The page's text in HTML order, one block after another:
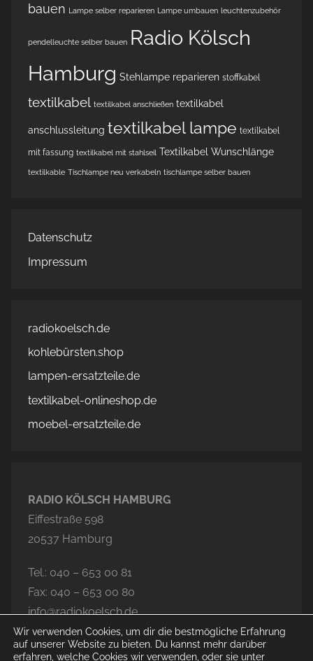
bauen Lampe selber reparieren Lampe umbauen leuchtenzubehör
pendelleuchte selber bauen Radio Kölsch
Hamburg Stehlampe reparieren stoffkabel
textilkabel textilkabel anschließen textilkabel
anschlussleitung textilkabel lampe textilkabel
mit fassung textilkabel mit stahlseil Textilkabel Wunschlänge
textilkable Tischlampe neu verkabeln tischlampe selber bauen
Datenschutz
Impressum
radiokoelsch.de
kohlebürsten.shop
lampen-ersatzteile.de
textilkabel-onlineshop.de
moebel-ersatzteile.de
RADIO KÖLSCH HAMBURG
Eiffestraße 598
20537 Hamburg
Tel.: 040 – 653 00 81
Fax: 040 – 653 00 80
info@radiokoelsch.de
Wir verwenden Cookies, um dir die bestmögliche Erfahrung
auf unserer Website zu bieten. Du kannst mehr darüber
erfahren, welche Cookies wir verwenden, oder sie unter